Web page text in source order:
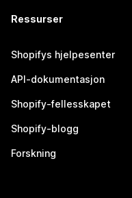
Ressurser
Shopifys hjelpesenter
API-dokumentasjon
Shopify-fellesskapet
Shopify-blogg
Forskning